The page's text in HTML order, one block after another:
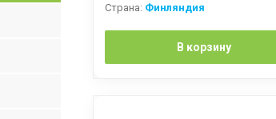
Страна: Финляндия
В корзину